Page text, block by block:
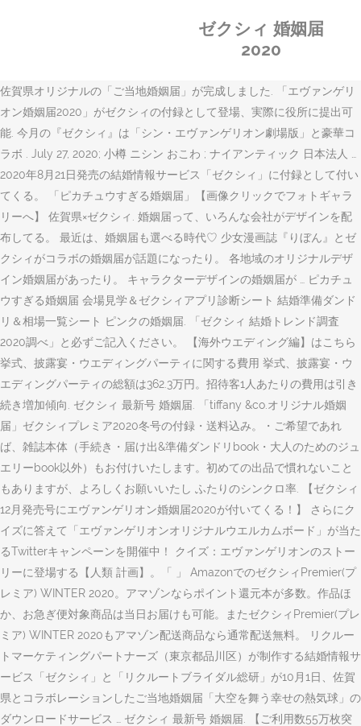
ゼクシィ 婚姻届
2020
佐賀県オリジナルの「ご当地婚姻届」が完成しました. 「エヴァンゲリ
オン婚姻届2020」がゼクシィの付録として登場、実際に役所に提出可
能. 今月の『ゼクシィ』は「シン・エヴァンゲリオン劇場版」と豪華コ
ラボ . July 27, 2020; 小樽 ニシン おこわ ; ナイアンティック 日本法人 …
2020年8月21日発売の結婚情報サービス「ゼクシィ」に付録として付い
てくる。 「ピカチュウすぎる婚姻届」【画像クリックでフォトギャラ
リーへ】 佐賀県×ゼクシィ. 婚姻届って、いろんな会社がデザインを配
布してる。 最近は、婚姻届も選べる時代♡ 少女漫画誌『りぼん』とゼ
クシィがコラボの婚姻届が話題になったり。 各地域のオリジナルデザ
イン婚姻届があったり。 キャラクターデザインの婚姻届が … ピカチュ
ウすぎる婚姻届 会場見学＆ゼクシィアプリ診断シート 結婚準備ダンド
リ＆相場一覧シート ピンクの婚姻届. 「ゼクシィ 結婚トレンド調査
2020調べ」と必ずご記入ください。 【海外ウエディング編】はこちら
挙式、披露宴・ウエディングパーティに関する費用 挙式、披露宴・ウ
エディングパーティの総額は362.3万円。招待客1人あたりの費用は引き
続き増加傾向. ゼクシィ 最新号 婚姻届. 「tiffany &co.オリジナル婚姻
届」ゼクシィプレミア2020冬号の付録・送料込み。・ご希望であれ
ば、雑誌本体（手続き・届け出&準備ダンドリbook・大人のためのジュ
エリーbook以外）もお付けいたします。初めての出品で慣れないこと
もありますが、よろしくお願いいたし ふたりのシンクロ率. 【ゼクシィ
12月発売号にエヴァンゲリオン婚姻届2020が付いてくる！】 さらにク
イズに答えて「エヴァンゲリオンオリジナルウエルカムボード」が当た
るTwitterキャンペーンを開催中！ クイズ：エヴァンゲリオンのストー
リーに登場する【人類 計画】。「 」 AmazonでのゼクシィPremier(プ
レミア) WINTER 2020。アマゾンならポイント還元本が多数。作品ほ
か、お急ぎ便対象商品は当日お届けも可能。またゼクシィPremier(プレ
ミア) WINTER 2020もアマゾン配送商品なら通常配送無料。 リクルー
トマーケティングパートナーズ（東京都品川区）が制作する結婚情報サ
ービス「ゼクシィ」と「リクルートブライダル総研」が10月1日、佐賀
県とコラボレーションしたご当地婚姻届「大空を舞う幸せの熱気球」の
ダウンロードサービス … ゼクシィ 最新号 婚姻届. 【ご利用数55万枚突